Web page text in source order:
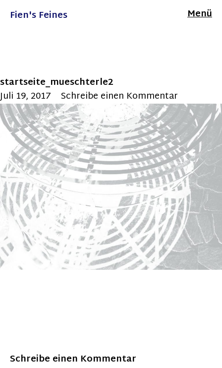
Fien's Feines Menü
startseite_mueschterle2
Juli 19, 2017
Schreibe einen Kommentar
Schreibe einen Kommentar